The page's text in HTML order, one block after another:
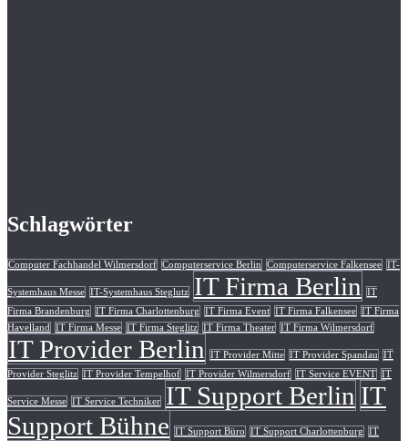
Schlagwörter
Computer Fachhandel Wilmersdorf Computerservice Berlin Computerservice Falkensee IT-
Systemhaus Messe IT-Systemhaus Steglutz IT Firma Berlin
IT
Firma Brandenburg
IT Firma Charlottenburg IT Firma Event IT Firma Falkensee IT Firma
Havelland
IT Firma Messe IT Firma Steglitz IT Firma Theater IT Firma Wilmersdorf
IT Provider Berlin IT Provider Mitte IT Provider Spandau
IT
Provider Steglitz IT Provider Tempelhof IT Provider Wilmersdorf IT Service EVENT IT
Service Messe IT Service Techniker IT Support Berlin IT
Support Bühne
IT Support Büro IT Support Charlottenburg
IT